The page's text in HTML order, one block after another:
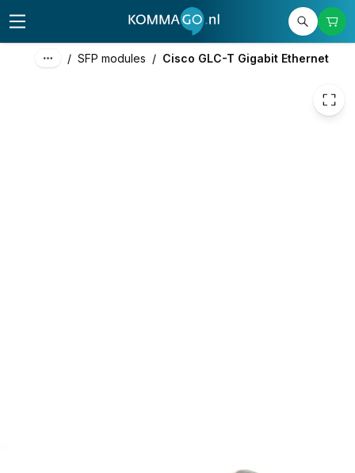
/ SFP modules / Cisco GLC-T Gigabit Ethernet